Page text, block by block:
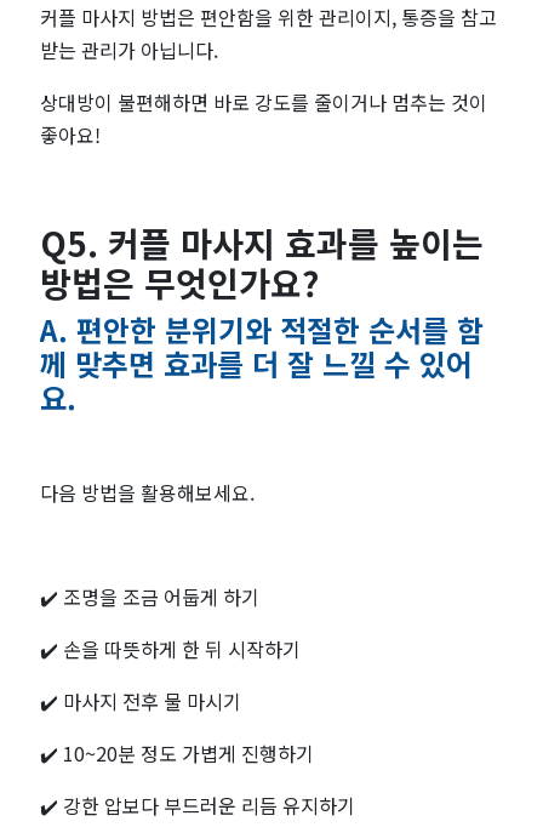
커플 마사지 방법은 편안함을 위한 관리이지, 통증을 참고
받는 관리가 아닙니다.
상대방이 불편해하면 바로 강도를 줄이거나 멈추는 것이
좋아요!
Q5. 커플 마사지 효과를 높이는
방법은 무엇인가요?
A. 편안한 분위기와 적절한 순서를 함
께 맞추면 효과를 더 잘 느낄 수 있어
요.
다음 방법을 활용해보세요.
✔️ 조명을 조금 어둡게 하기
✔️ 손을 따뜻하게 한 뒤 시작하기
✔️ 마사지 전후 물 마시기
✔️ 10~20분 정도 가볍게 진행하기
✔️ 강한 압보다 부드러운 리듬 유지하기